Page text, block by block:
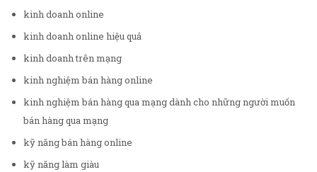
kinh doanh online
kinh doanh online hiệu quả
kinh doanh trên mạng
kinh nghiệm bán hàng online
kinh nghiệm bán hàng qua mạng dành cho những người muốn
bán hàng qua mạng
kỹ năng bán hàng online
kỹ năng làm giàu